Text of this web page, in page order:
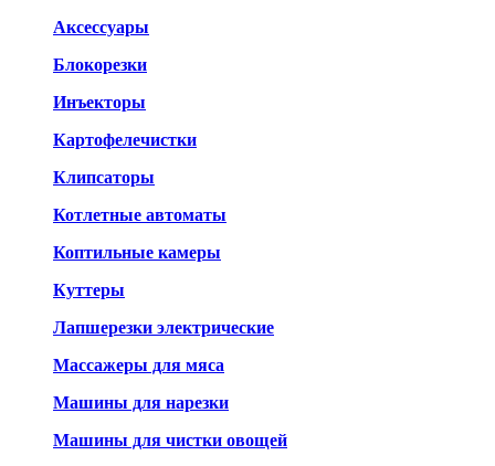
Аксессуары
Блокорезки
Инъекторы
Картофелечистки
Клипсаторы
Котлетные автоматы
Коптильные камеры
Куттеры
Лапшерезки электрические
Массажеры для мяса
Машины для нарезки
Машины для чистки овощей